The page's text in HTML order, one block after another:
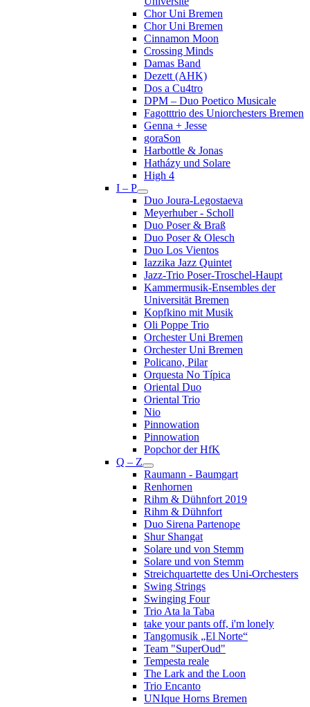
Chor Uni Bremen
Chor Uni Bremen
Cinnamon Moon
Crossing Minds
Damas Band
Dezett (AHK)
Dos a Cu4tro
DPM – Duo Poetico Musicale
Fagotttrio des Uniorchesters Bremen
Genna + Jesse
goraSon
Harbottle & Jonas
Hatházy und Solare
High 4
I – P
Duo Joura-Legostaeva
Meyerhuber - Scholl
Duo Poser & Braß
Duo Poser & Olesch
Duo Los Vientos
Iazzika Jazz Quintet
Jazz-Trio Poser-Troschel-Haupt
Kammermusik-Ensembles der
Universität Bremen
Kopfkino mit Musik
Oli Poppe Trio
Orchester Uni Bremen
Orchester Uni Bremen
Policano, Pilar
Orquesta No Típica
Oriental Duo
Oriental Trio
Nio
Pinnowation
Pinnowation
Popchor der HfK
Q – Z
Raumann - Baumgart
Renhornen
Rihm & Dühnfort 2019
Rihm & Dühnfort
Duo Sirena Partenope
Shur Shangat
Solare und von Stemm
Solare und von Stemm
Streichquartette des Uni-Orchesters
Swing Strings
Swinging Four
Trio Ata la Taba
take your pants off, i'm lonely
Tangomusik „El Norte“
Team "SuperOud"
Tempesta reale
The Lark and the Loon
Trio Encanto
UNIque Horns Bremen